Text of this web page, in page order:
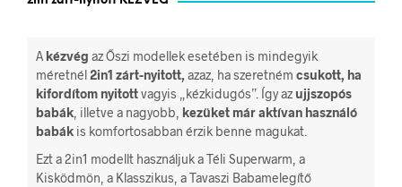
A kézvég az Őszi modellek esetében is mindegyik
méretnél 2in1 zárt-nyitott, azaz, ha szeretném csukott, ha
kifordítom nyitottvagyis „kézkidugós”. Így az ujjszopós
babák, illetve a nagyobb, kezüket már aktívan használó
babák is komfortosabban érzik benne magukat.
Ezt a 2in1 modellt használjuk a Téli Superwarm, a
Kisködmön, a Klasszikus, a Tavaszi Babamelegítő